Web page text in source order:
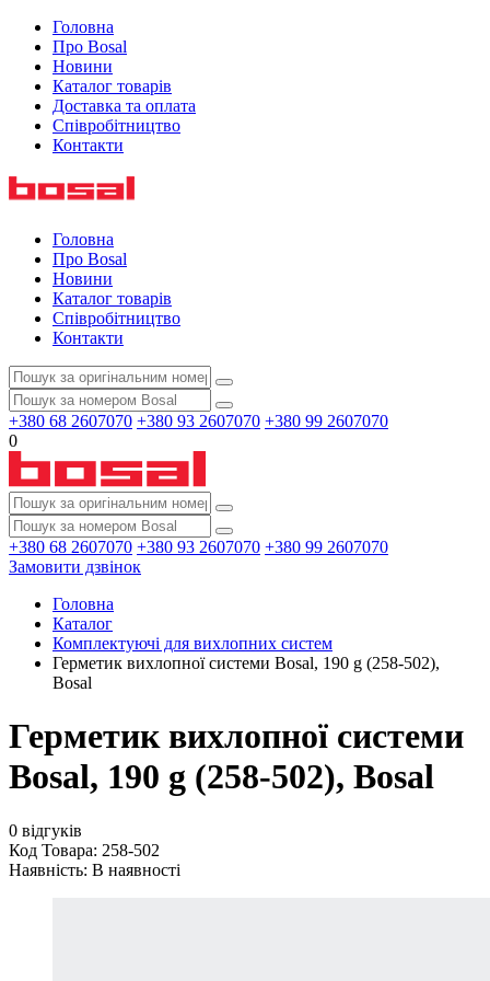
Головна
Про Bosal
Новини
Каталог товарів
Доставка та оплата
Співробітництво
Контакти
Головна
Про Bosal
Новини
Каталог товарів
Співробітництво
Контакти
+380 68 2607070 +380 93 2607070 +380 99 2607070
0
+380 68 2607070 +380 93 2607070 +380 99 2607070
Замовити дзвінок
Головна
Каталог
Комплектуючі для вихлопних систем
Герметик вихлопної системи Bosal, 190 g (258-502),
Bosal
Герметик вихлопної системи
Bosal, 190 g (258-502), Bosal
0 відгуків
Код Товара: 258-502
Наявність: В наявності